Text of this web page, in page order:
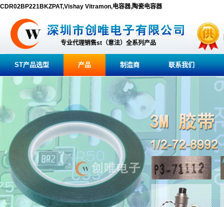
CDR02BP221BKZPAT,Vishay Vitramon,电容器,陶瓷电容器
专业代理销售st（意法）全系列产品
ST产品选型 产品 制造商 联系我们